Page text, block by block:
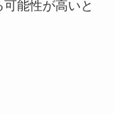
能性が高いと